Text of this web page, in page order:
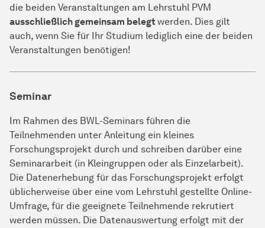
die beiden Veranstaltungen am Lehrstuhl PVM
ausschließlich gemeinsam belegt werden. Dies gilt
auch, wenn Sie für Ihr Studium lediglich eine der beiden
Veranstaltungen benötigen!
Seminar
Im Rahmen des BWL-Seminars führen die
Teilnehmenden unter Anleitung ein kleines
Forschungsprojekt durch und schreiben darüber eine
Seminararbeit (in Kleingruppen oder als Einzelarbeit).
Die Datenerhebung für das Forschungsprojekt erfolgt
üblicherweise über eine vom Lehrstuhl gestellte Online-
Umfrage, für die geeignete Teilnehmende rekrutiert
werden müssen. Die Datenauswertung erfolgt mit der